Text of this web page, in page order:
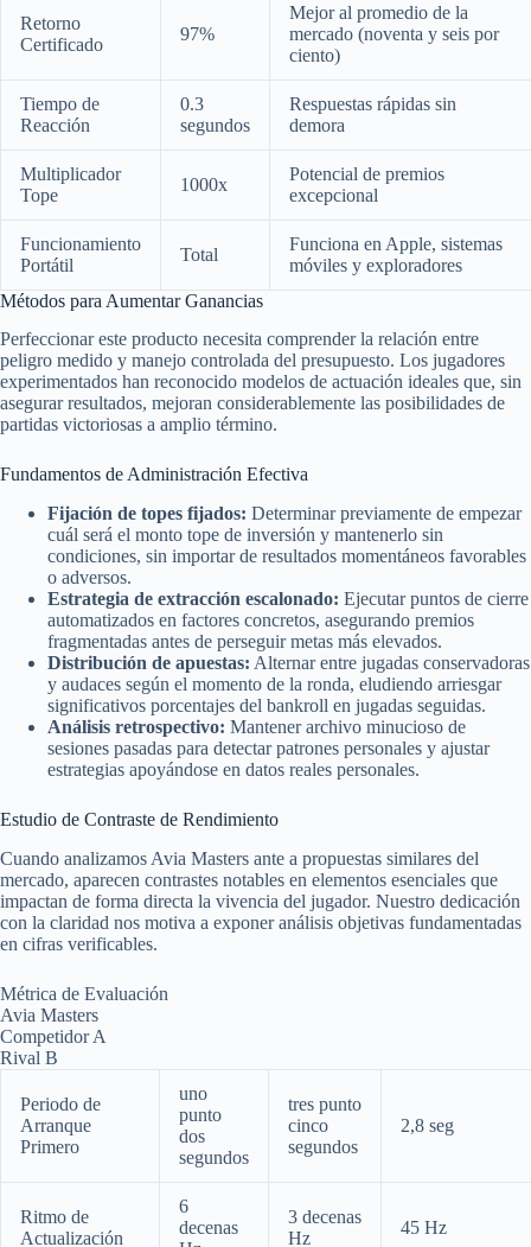
Retorno
Certificado
97%
Mejor al promedio de la
mercado (noventa y seis por
ciento)
Tiempo de
Reacción
0.3
segundos
Respuestas rápidas sin
demora
Multiplicador
Tope
1000x
Potencial de premios
excepcional
Funcionamiento
Portátil
Total
Funciona en Apple, sistemas
móviles y exploradores
Métodos para Aumentar Ganancias
Perfeccionar este producto necesita comprender la relación entre
peligro medido y manejo controlada del presupuesto. Los jugadores
experimentados han reconocido modelos de actuación ideales que, sin
asegurar resultados, mejoran considerablemente las posibilidades de
partidas victoriosas a amplio término.
Fundamentos de Administración Efectiva
Fijación de topes fijados: Determinar previamente de empezar
cuál será el monto tope de inversión y mantenerlo sin
condiciones, sin importar de resultados momentáneos favorables
o adversos.
Estrategia de extracción escalonado: Ejecutar puntos de cierre
automatizados en factores concretos, asegurando premios
fragmentadas antes de perseguir metas más elevados.
Distribución de apuestas: Alternar entre jugadas conservadoras
y audaces según el momento de la ronda, eludiendo arriesgar
significativos porcentajes del bankroll en jugadas seguidas.
Análisis retrospectivo: Mantener archivo minucioso de
sesiones pasadas para detectar patrones personales y ajustar
estrategias apoyándose en datos reales personales.
Estudio de Contraste de Rendimiento
Cuando analizamos Avia Masters ante a propuestas similares del
mercado, aparecen contrastes notables en elementos esenciales que
impactan de forma directa la vivencia del jugador. Nuestro dedicación
con la claridad nos motiva a exponer análisis objetivas fundamentadas
en cifras verificables.
Métrica de Evaluación
Avia Masters
Competidor A
Rival B
Periodo de
Arranque
Primero
uno
punto
dos
segundos
tres punto
cinco
segundos
2,8 seg
Ritmo de
Actualización
6
decenas
3 decenas
Hz
45 Hz